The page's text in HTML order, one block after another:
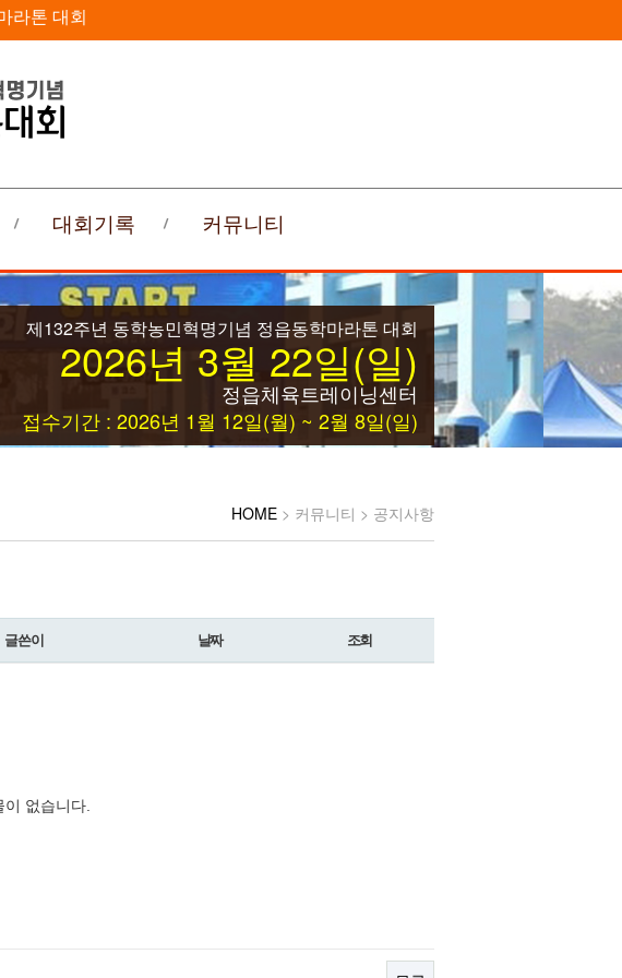
라톤 대회
대회기록 커뮤니티
제132주년 동학농민혁명기념 정읍동학마라톤 대회
2026년 3월 22일(일)
정읍체육트레이닝센터
접수기간 : 2026년 1월 12일(월) ~ 2월 8일(일)
HOME > 커뮤니티 > 공지사항
글쓴이 날짜 조회
이 없습니다.